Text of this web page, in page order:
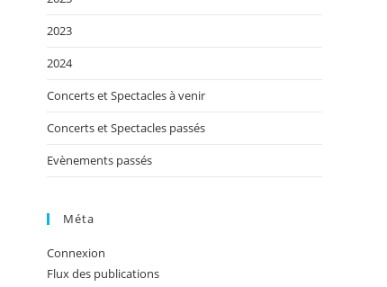
2023
2024
Concerts et Spectacles à venir
Concerts et Spectacles passés
Evènements passés
Méta
Connexion
Flux des publications